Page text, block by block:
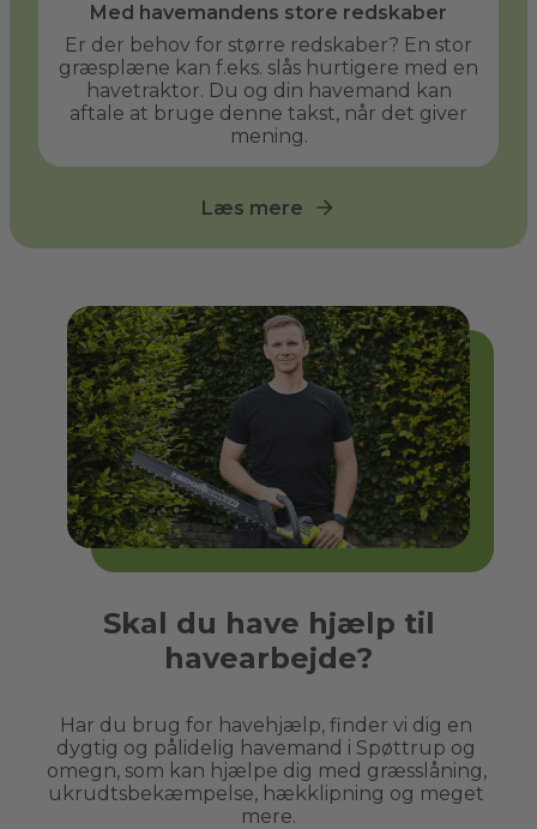
Med havemandens store redskaber
Er der behov for større redskaber? En stor
græsplæne kan f.eks. slås hurtigere med en
havetraktor. Du og din havemand kan
aftale at bruge denne takst, når det giver
mening.
Læs mere
Skal du have hjælp til
havearbejde?
Har du brug for havehjælp, finder vi dig en
dygtig og pålidelig havemand i Spøttrup og
omegn, som kan hjælpe dig med græsslåning,
ukrudtsbekæmpelse, hækklipning og meget
mere.